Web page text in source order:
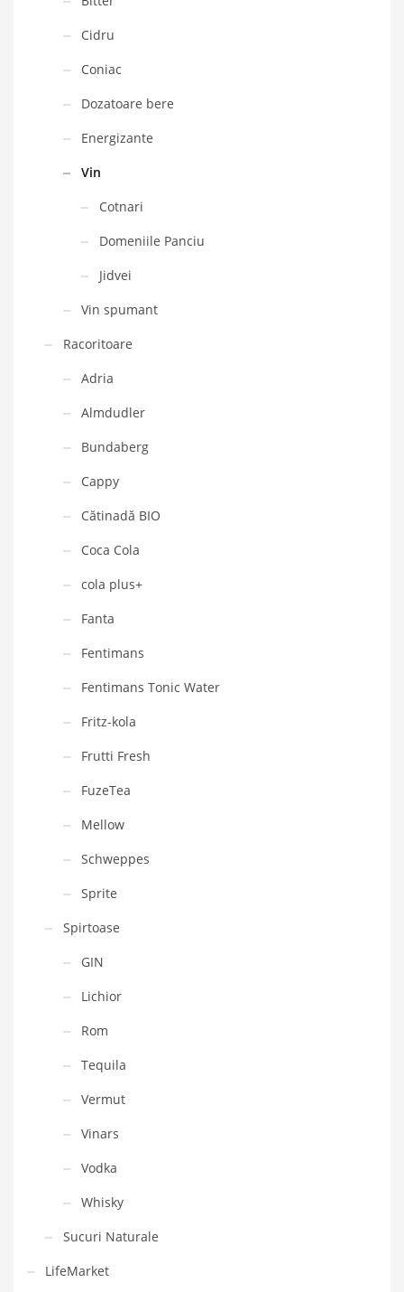
Cidru
Coniac
Dozatoare bere
Energizante
Vin
Cotnari
Domeniile Panciu
Jidvei
Vin spumant
Racoritoare
Adria
Almdudler
Bundaberg
Cappy
Cătinadă BIO
Coca Cola
cola plus+
Fanta
Fentimans
Fentimans Tonic Water
Fritz-kola
Frutti Fresh
FuzeTea
Mellow
Schweppes
Sprite
Spirtoase
GIN
Lichior
Rom
Tequila
Vermut
Vinars
Vodka
Whisky
Sucuri Naturale
LifeMarket